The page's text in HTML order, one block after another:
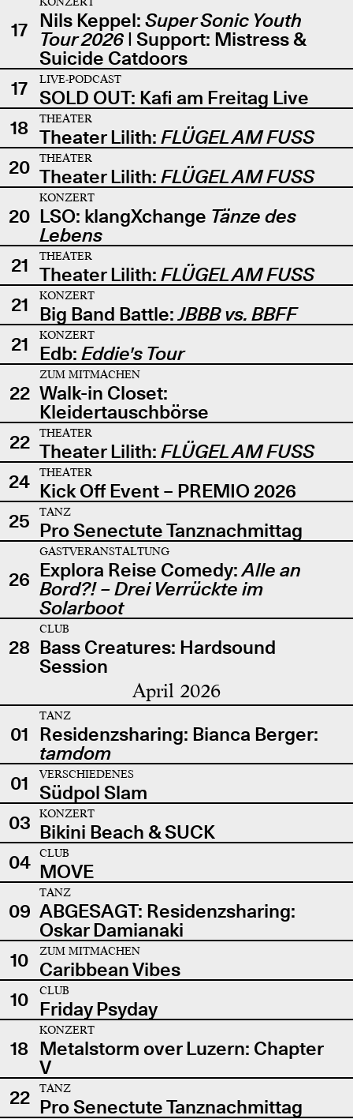
17 Nils Keppel: Super Sonic Youth
Tour 2026| Support: Mistress &
Suicide Catdoors
17
LIVE-PODCAST
SOLD OUT: Kafi am Freitag Live
18
THEATER
Theater Lilith: FLÜGEL AM FUSS
20
THEATER
Theater Lilith: FLÜGEL AM FUSS
20
KONZERT
LSO: klangXchange Tänze des
Lebens
21
THEATER
Theater Lilith: FLÜGEL AM FUSS
21
KONZERT
Big Band Battle:JBBB vs. BBFF
21
KONZERT
Edb: Eddie's Tour
22
ZUM MITMACHEN
Walk-in Closet:
Kleidertauschbörse
22
THEATER
Theater Lilith: FLÜGEL AM FUSS
24
THEATER
Kick Off Event – PREMIO 2026
25
TANZ
Pro Senectute Tanznachmittag
26
GASTVERANSTALTUNG
Explora Reise Comedy:Alle an
Bord?! – Drei Verrückte im
Solarboot
28
CLUB
Bass Creatures: Hardsound
Session
April 2026
01
TANZ
Residenzsharing: Bianca Berger:
tamdom
01
VERSCHIEDENES
Südpol Slam
03
KONZERT
Bikini Beach & SUCK
04
CLUB
MOVE
09
TANZ
ABGESAGT: Residenzsharing:
Oskar Damianaki
10
ZUM MITMACHEN
Caribbean Vibes
10
CLUB
Friday Psyday
18
KONZERT
Metalstorm over Luzern: Chapter
V
22
TANZ
Pro Senectute Tanznachmittag